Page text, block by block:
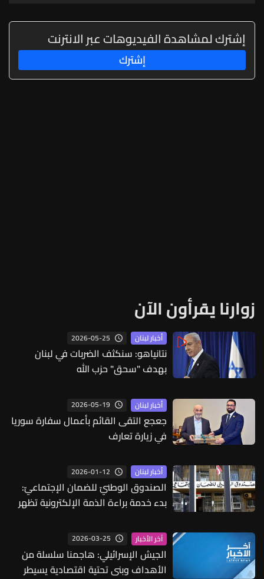
إشترك لمشاهدة الفيديوهات عبر الانترنت
إشترك
زوارنا يقرأون الآن
أخبار لبنان 2026-05-25
نتانياهو: سنكثف الضربات في لبنان
بهدف "سحق" حزب الله
أخبار لبنان 2026-05-19
جعجع التقى القائم بأعمال سفارة سوريا
في زيارة تعارف
أخبار لبنان 2026-01-12
الصندوق الوطنيّ للضمان الإجتماعيّ:
بدء خدمة براءة الذمة الإلكترونية تظهر
آخر الأخبار 2026-03-25
الجيش الإسرائيلي: هاجمنا سلسلة من
الأهداف وبنى تحتية اقتصادية يسيطر